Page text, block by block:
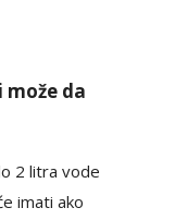
može da
2 litra vode
imati ako